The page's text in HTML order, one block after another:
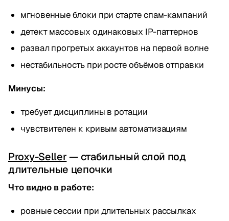
мгновенные блоки при старте спам-кампаний
детект массовых одинаковых IP-паттернов
развал прогретых аккаунтов на первой волне
нестабильность при росте объёмов отправки
Минусы:
требует дисциплины в ротации
чувствителен к кривым автоматизациям
Proxy-Seller— стабильный слой под
длительные цепочки
Что видно в работе:
ровные сессии при длительных рассылках